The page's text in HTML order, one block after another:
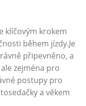
klíčovým krokem
během jízdy.Je
připevněno, a
zejména pro
postupy pro
a věkem